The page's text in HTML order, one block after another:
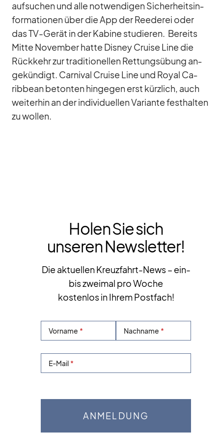
auf­su­chen und alle not­wen­di­gen Si­cher­heits­in­
for­ma­tio­nen über die App der Ree­de­rei oder
das TV-Ge­rät in der Ka­bine stu­die­ren. Be­reits
Mitte No­vem­ber hatte Dis­ney Cruise Line die
Rück­kehr zur tra­di­tio­nel­len Ret­tungs­übung an­
ge­kün­digt. Car­ni­val Cruise Line und Royal Ca­
rib­bean be­ton­ten hin­ge­gen erst kürz­lich, auch
wei­ter­hin an der in­di­vi­du­el­len Va­ri­ante fest­hal­ten
zu wol­len.
Holen Sie sich
unseren Newsletter!
Die aktuellen Kreuzfahrt-News – ein-
bis zweimal pro Woche
kostenlos in Ihrem Postfach!
Vorname Nachname
E-Mail